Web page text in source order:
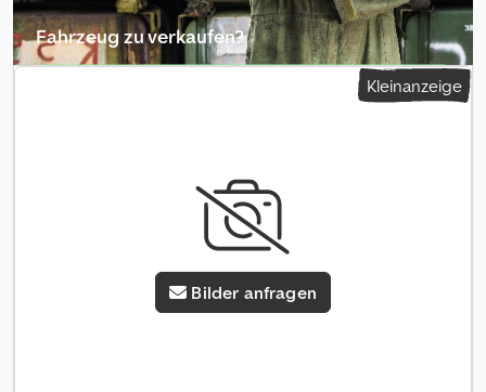
Fahrzeug zu verkaufen?
Kleinanzeige
Bilder anfragen